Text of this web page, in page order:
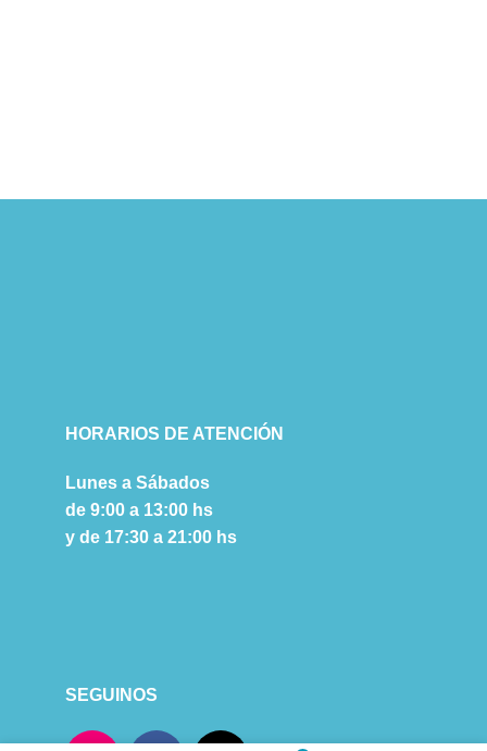
HORARIOS DE ATENCIÓN
Lunes a Sábados
de 9:00 a 13:00 hs
y de 17:30 a 21:00 hs
SEGUINOS